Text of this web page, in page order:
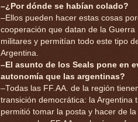
–¿Por dónde se habían colado?
–Ellos pueden hacer estas cosas
cooperación que datan de la
militares y permitían todo este tipo
Argentina.
–El asunto de los Seals pone en
autonomía que las argentinas?
–Todas las FF.AA. de la región
transición democrática: la Argentina
permitió tomar la posta y hacer de